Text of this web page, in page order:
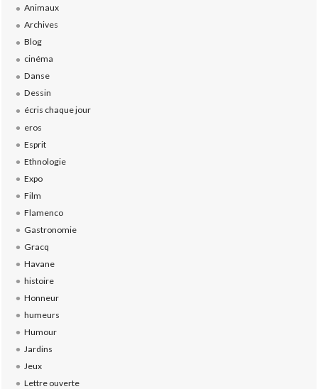
Animaux
Archives
Blog
cinéma
Danse
Dessin
écris chaque jour
eros
Esprit
Ethnologie
Expo
Film
Flamenco
Gastronomie
Gracq
Havane
histoire
Honneur
humeurs
Humour
Jardins
Jeux
Lettre ouverte